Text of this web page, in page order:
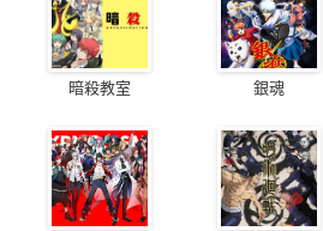
暗殺教室 銀魂